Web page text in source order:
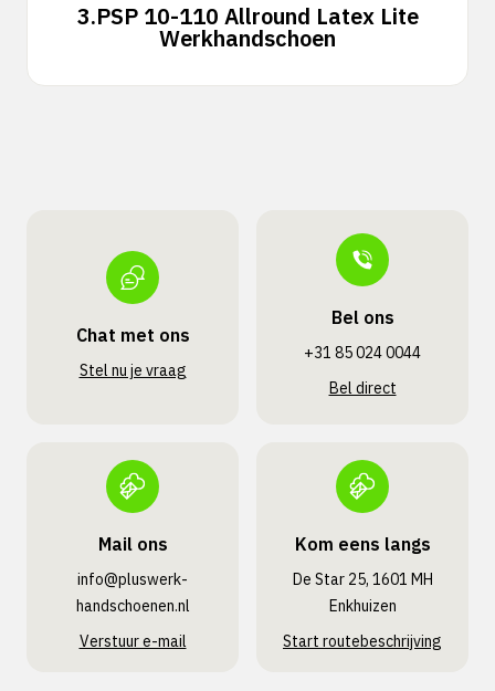
3.PSP 10-110 Allround Latex Lite
Werkhandschoen
Chat met ons
Stel nu je vraag
Bel ons
+31 85 024 0044
Bel direct
Mail ons
info@pluswerk­
handschoenen.nl
Verstuur e-mail
Kom eens langs
De Star 25, 1601 MH
Enkhuizen
Start routebeschrijving